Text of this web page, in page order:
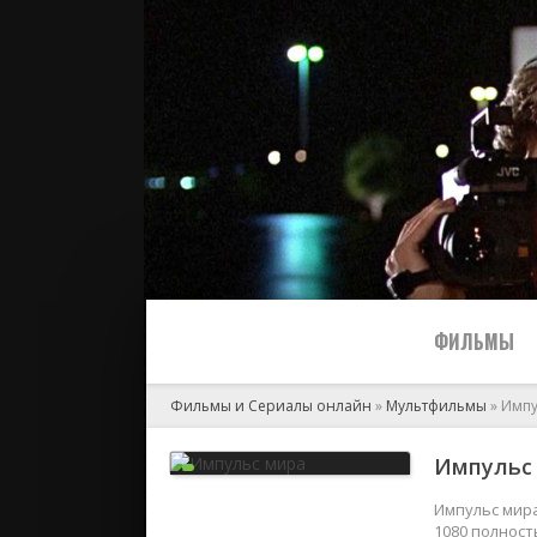
ФИЛЬМЫ
2024
Фильмы и Сериалы онлайн » Мультфильмы »
Импульс
Импульс
1080